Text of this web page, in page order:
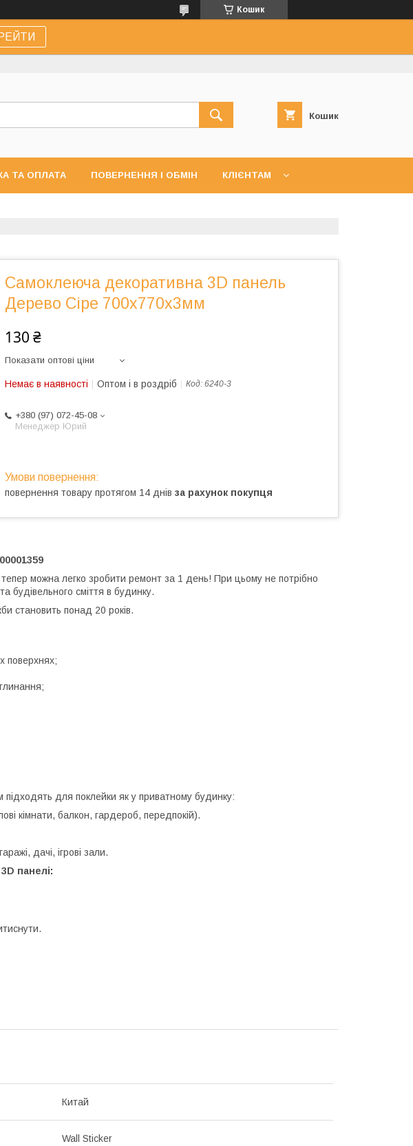
Кошик
Кошик
ТА ОПЛАТА ПОВЕРНЕННЯ І ОБМІН КЛІЄНТАМ
Самоклеюча декоративна 3D панель
Дерево Сіре 700х770х3мм
130 ₴
Показати оптові ціни
Немає в наявності Оптом і в роздріб Код: 6240-3
+380 (97) 072-45-08
Менеджер Юрий
повернення товару протягом 14 днів за рахунок покупця
тепер можна легко зробити ремонт за 1 день! При цьому не потрібно
будівельного сміття в будинку.
становить понад 20 років.
поверхнях;
для поклейки як у приватному будинку:
кімнати, балкон, гардероб, передпокій).
дачі, ігрові зали.
панелі:
Китай
Wall Sticker